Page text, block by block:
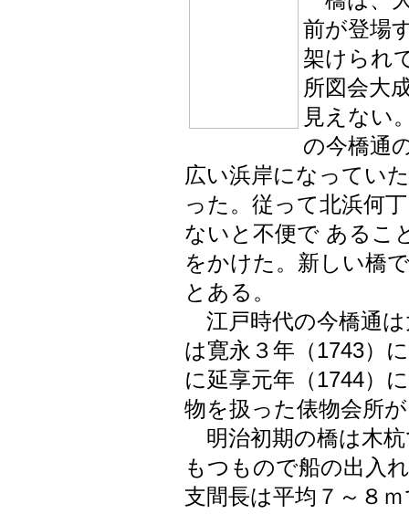
前が登場
架けられ
所図会大
見えない
の今橋通
広い浜岸になってい
った。従って北浜何
ないと不便で あるこ
をかけた。新しい橋
とある。
江戸時代の今橋通
は寛永３年（1743）
に延享元年（1744）
物を扱った俵物会所
明治初期の橋は木
もつもので船の出入
支間長は平均７～８